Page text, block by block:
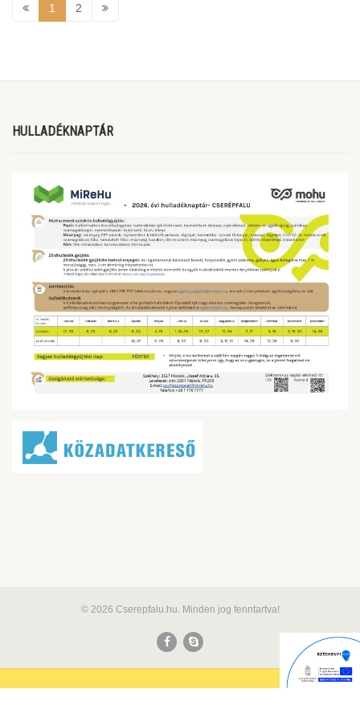
1 2
HULLADÉKNAPTÁR
© 2026 Cserepfalu.hu. Minden jog fenntartva!